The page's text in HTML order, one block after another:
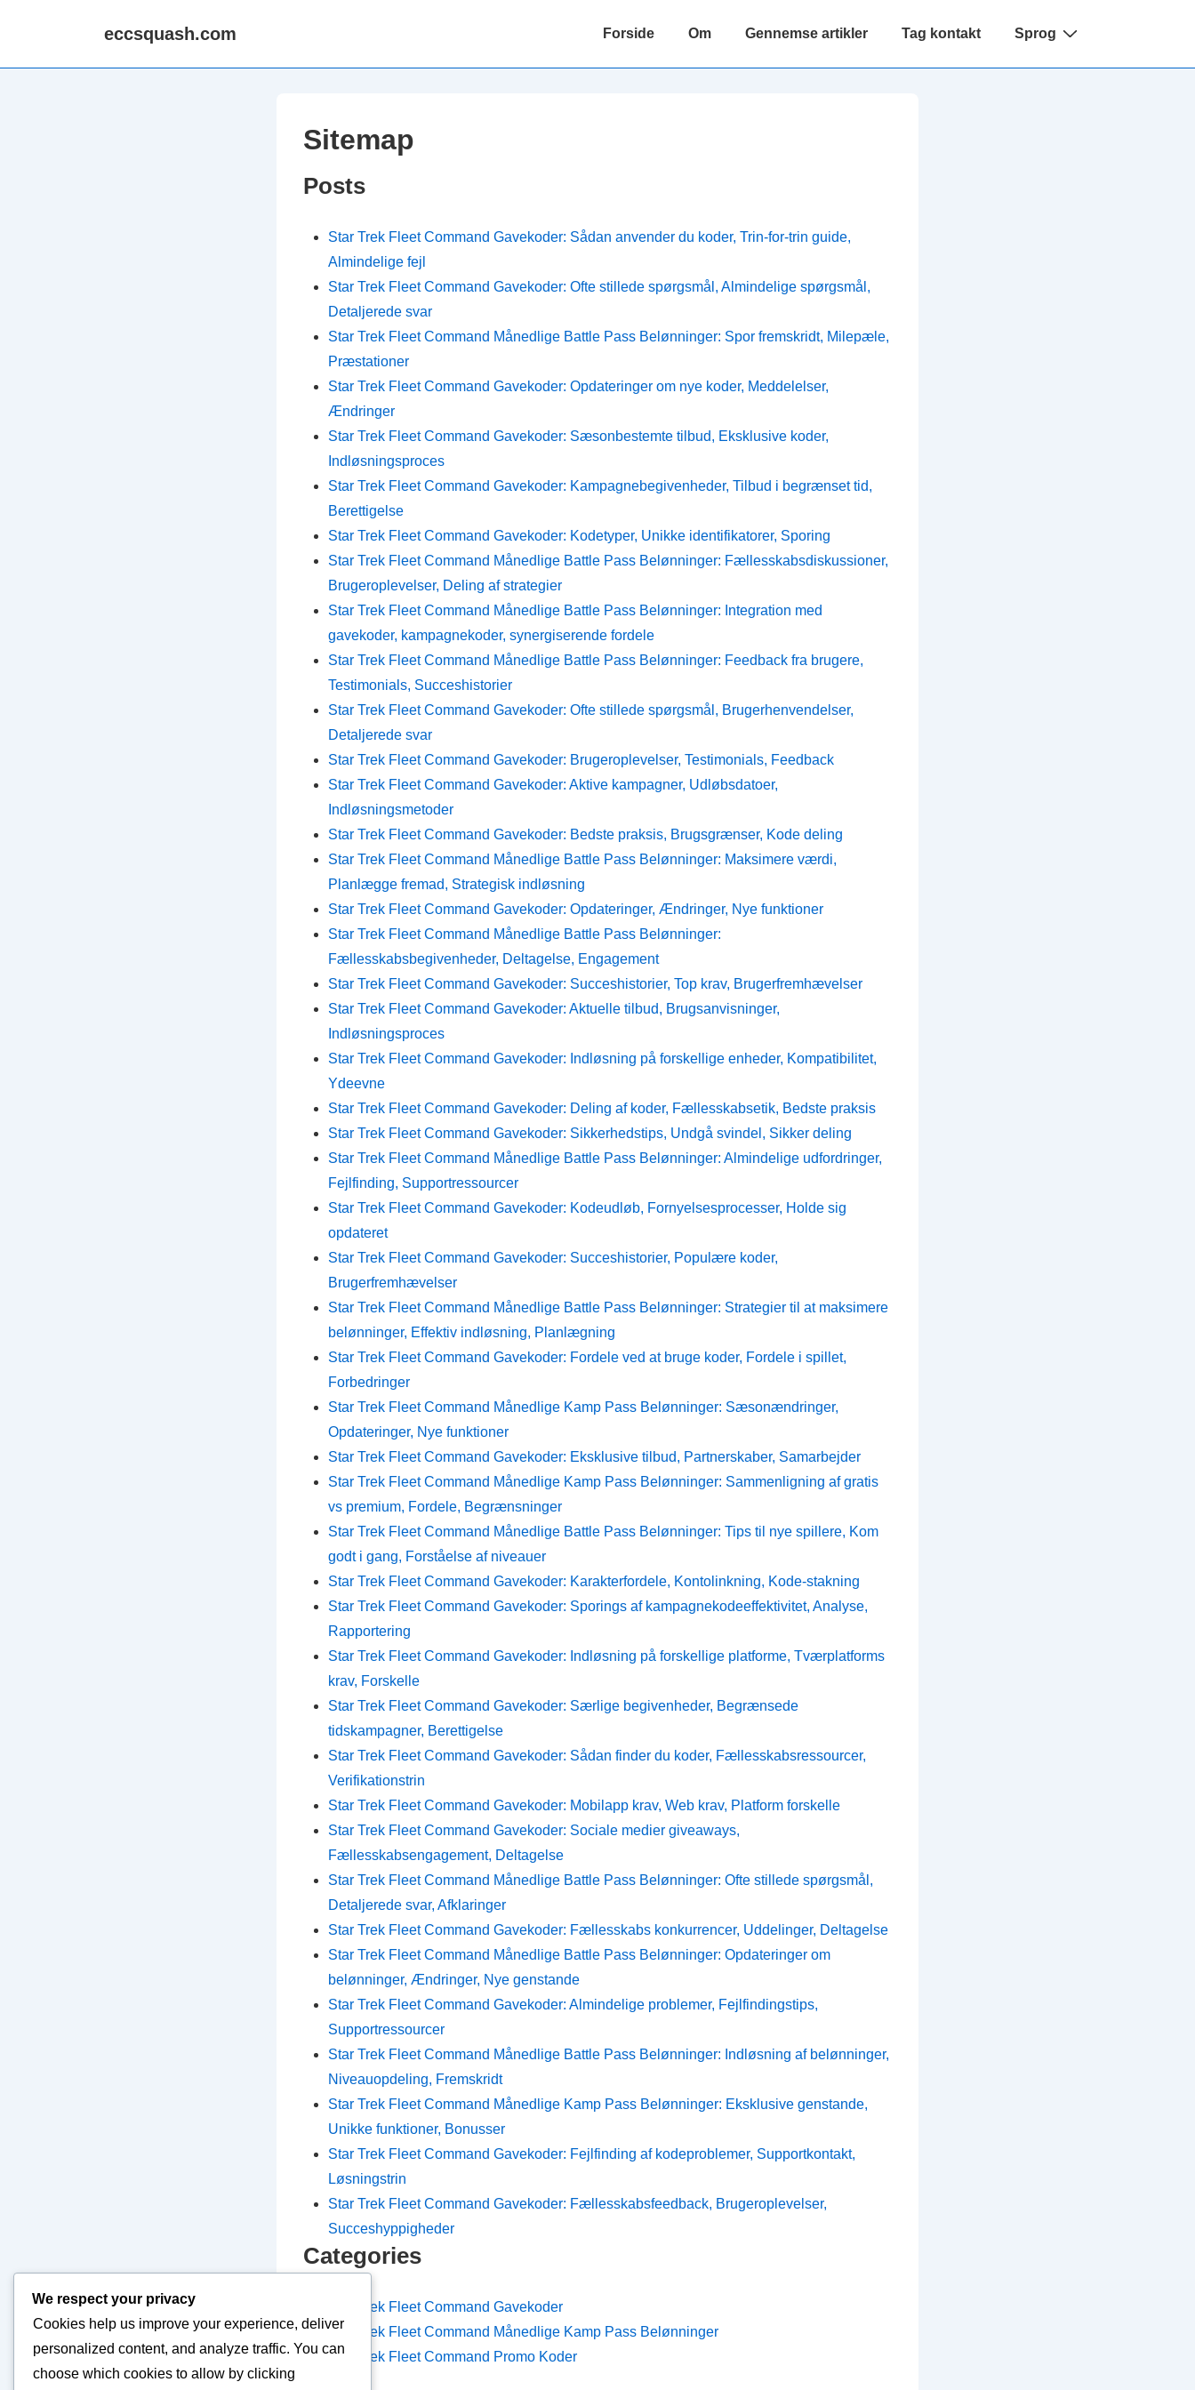
eccsquash.com
Main
Forside Om Gennemse artikler Tag kontakt Sprog
Sitemap
Posts
Star Trek Fleet Command Gavekoder: Sådan anvender du koder, Trin-for-trin guide,
Almindelige fejl
Star Trek Fleet Command Gavekoder: Ofte stillede spørgsmål, Almindelige spørgsmål,
Detaljerede svar
Star Trek Fleet Command Månedlige Battle Pass Belønninger: Spor fremskridt, Milepæle,
Præstationer
Star Trek Fleet Command Gavekoder: Opdateringer om nye koder, Meddelelser,
Ændringer
Star Trek Fleet Command Gavekoder: Sæsonbestemte tilbud, Eksklusive koder,
Indløsningsproces
Star Trek Fleet Command Gavekoder: Kampagnebegivenheder, Tilbud i begrænset tid,
Berettigelse
Star Trek Fleet Command Gavekoder: Kodetyper, Unikke identifikatorer, Sporing
Star Trek Fleet Command Månedlige Battle Pass Belønninger: Fællesskabsdiskussioner,
Brugeroplevelser, Deling af strategier
Star Trek Fleet Command Månedlige Battle Pass Belønninger: Integration med
gavekoder, kampagnekoder, synergiserende fordele
Star Trek Fleet Command Månedlige Battle Pass Belønninger: Feedback fra brugere,
Testimonials, Succeshistorier
Star Trek Fleet Command Gavekoder: Ofte stillede spørgsmål, Brugerhenvendelser,
Detaljerede svar
Star Trek Fleet Command Gavekoder: Brugeroplevelser, Testimonials, Feedback
Star Trek Fleet Command Gavekoder: Aktive kampagner, Udløbsdatoer,
Indløsningsmetoder
Star Trek Fleet Command Gavekoder: Bedste praksis, Brugsgrænser, Kode deling
Star Trek Fleet Command Månedlige Battle Pass Belønninger: Maksimere værdi,
Planlægge fremad, Strategisk indløsning
Star Trek Fleet Command Gavekoder: Opdateringer, Ændringer, Nye funktioner
Star Trek Fleet Command Månedlige Battle Pass Belønninger:
Fællesskabsbegivenheder, Deltagelse, Engagement
Star Trek Fleet Command Gavekoder: Succeshistorier, Top krav, Brugerfremhævelser
Star Trek Fleet Command Gavekoder: Aktuelle tilbud, Brugsanvisninger,
Indløsningsproces
Star Trek Fleet Command Gavekoder: Indløsning på forskellige enheder, Kompatibilitet,
Ydeevne
Star Trek Fleet Command Gavekoder: Deling af koder, Fællesskabsetik, Bedste praksis
Star Trek Fleet Command Gavekoder: Sikkerhedstips, Undgå svindel, Sikker deling
Star Trek Fleet Command Månedlige Battle Pass Belønninger: Almindelige udfordringer,
Fejlfinding, Supportressourcer
Star Trek Fleet Command Gavekoder: Kodeudløb, Fornyelsesprocesser, Holde sig
opdateret
Star Trek Fleet Command Gavekoder: Succeshistorier, Populære koder,
Brugerfremhævelser
Star Trek Fleet Command Månedlige Battle Pass Belønninger: Strategier til at maksimere
belønninger, Effektiv indløsning, Planlægning
Star Trek Fleet Command Gavekoder: Fordele ved at bruge koder, Fordele i spillet,
Forbedringer
Star Trek Fleet Command Månedlige Kamp Pass Belønninger: Sæsonændringer,
Opdateringer, Nye funktioner
Star Trek Fleet Command Gavekoder: Eksklusive tilbud, Partnerskaber, Samarbejder
Star Trek Fleet Command Månedlige Kamp Pass Belønninger: Sammenligning af gratis
vs premium, Fordele, Begrænsninger
Star Trek Fleet Command Månedlige Battle Pass Belønninger: Tips til nye spillere, Kom
godt i gang, Forståelse af niveauer
Star Trek Fleet Command Gavekoder: Karakterfordele, Kontolinkning, Kode-stakning
Star Trek Fleet Command Gavekoder: Sporings af kampagnekodeeffektivitet, Analyse,
Rapportering
Star Trek Fleet Command Gavekoder: Indløsning på forskellige platforme, Tværplatforms
krav, Forskelle
Star Trek Fleet Command Gavekoder: Særlige begivenheder, Begrænsede
tidskampagner, Berettigelse
Star Trek Fleet Command Gavekoder: Sådan finder du koder, Fællesskabsressourcer,
Verifikationstrin
Star Trek Fleet Command Gavekoder: Mobilapp krav, Web krav, Platform forskelle
Star Trek Fleet Command Gavekoder: Sociale medier giveaways,
Fællesskabsengagement, Deltagelse
Star Trek Fleet Command Månedlige Battle Pass Belønninger: Ofte stillede spørgsmål,
Detaljerede svar, Afklaringer
Star Trek Fleet Command Gavekoder: Fællesskabs konkurrencer, Uddelinger, Deltagelse
Star Trek Fleet Command Månedlige Battle Pass Belønninger: Opdateringer om
belønninger, Ændringer, Nye genstande
Star Trek Fleet Command Gavekoder: Almindelige problemer, Fejlfindingstips,
Supportressourcer
Star Trek Fleet Command Månedlige Battle Pass Belønninger: Indløsning af belønninger,
Niveauopdeling, Fremskridt
Star Trek Fleet Command Månedlige Kamp Pass Belønninger: Eksklusive genstande,
Unikke funktioner, Bonusser
Star Trek Fleet Command Gavekoder: Fejlfinding af kodeproblemer, Supportkontakt,
Løsningstrin
Star Trek Fleet Command Gavekoder: Fællesskabsfeedback, Brugeroplevelser,
Succeshyppigheder
Categories
Star Trek Fleet Command Gavekoder
Star Trek Fleet Command Månedlige Kamp Pass Belønninger
Star Trek Fleet Command Promo Koder
We respect your privacy
Cookies help us improve your experience, deliver
personalized content, and analyze traffic. You can
choose which cookies to allow by clicking